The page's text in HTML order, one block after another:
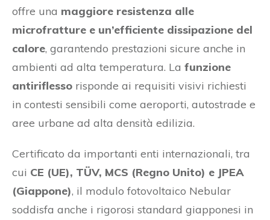
offre una maggiore resistenza alle
microfratture e un’efficiente dissipazione del
calore, garantendo prestazioni sicure anche in
ambienti ad alta temperatura. La funzione
antiriflesso risponde ai requisiti visivi richiesti
in contesti sensibili come aeroporti, autostrade e
aree urbane ad alta densità edilizia.
Certificato da importanti enti internazionali, tra
cui CE (UE), TÜV, MCS (Regno Unito) e JPEA
(Giappone), il modulo fotovoltaico Nebular
soddisfa anche i rigorosi standard giapponesi in